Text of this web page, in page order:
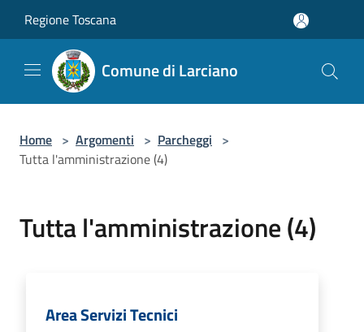
Regione Toscana
Comune di Larciano
Home > Argomenti > Parcheggi >
Tutta l'amministrazione (4)
Tutta l'amministrazione (4)
Area Servizi Tecnici